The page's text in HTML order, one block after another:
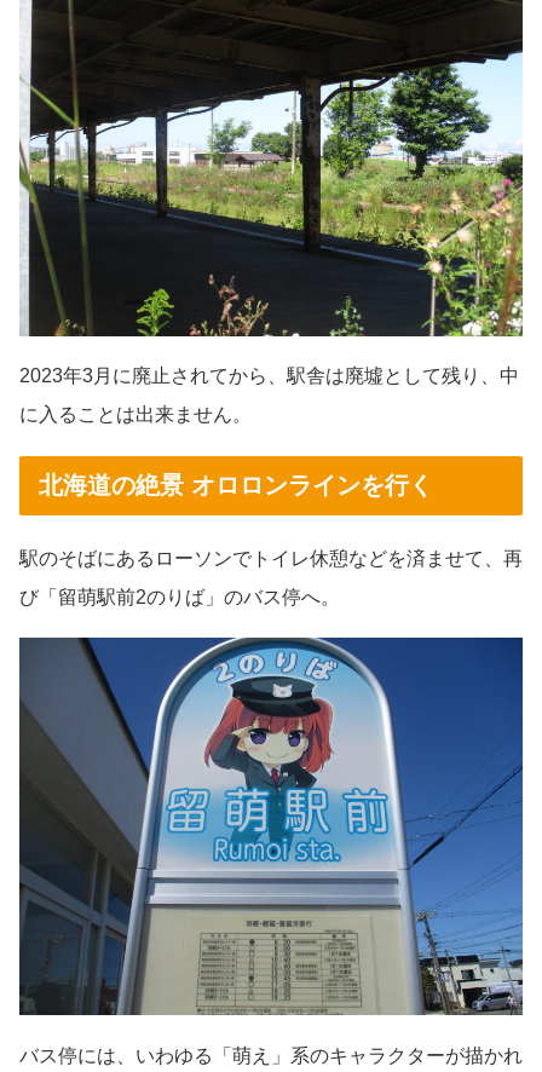
2023年3月に廃止されてから、駅舎は廃墟として残り、中
に入ることは出来ません。
北海道の絶景 オロロンラインを行く
駅のそばにあるローソンでトイレ休憩などを済ませて、再
び「留萌駅前2のりば」のバス停へ。
バス停には、いわゆる「萌え」系のキャラクターが描かれ